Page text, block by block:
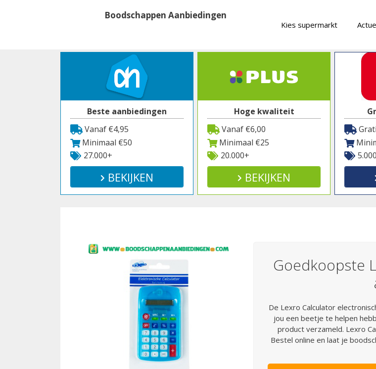
Boodschappen Aanbiedingen
Kies supermarkt
Beste aanbiedingen
Vanaf €4,95
Minimaal €50
27.000+
BEKIJKEN
Hoge kwaliteit
Vanaf €6,00
Minimaal €25
20.000+
BEKIJKEN
Goedkoopste
De Lexro Calculator
jou een beetje te helpen
product verzameld. Lexro
Bestel online en laat je